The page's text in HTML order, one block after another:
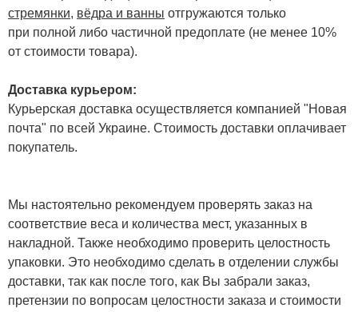
стремянки, вёдра и ванны отгружаются только
при полной либо частичной предоплате (не менее 10%
от стоимости товара).
Доставка курьером:
Курьерская доставка осуществляется компанией "Новая
почта" по всей Украине. Стоимость доставки оплачивает
покупатель.
Мы настоятельно рекомендуем проверять заказ на
соответствие веса и количества мест, указанных в
накладной. Также необходимо проверить целостность
упаковки. Это необходимо сделать в отделении службы
доставки, так как после того, как Вы забрали заказ,
претензии по вопросам целостности заказа и стоимости